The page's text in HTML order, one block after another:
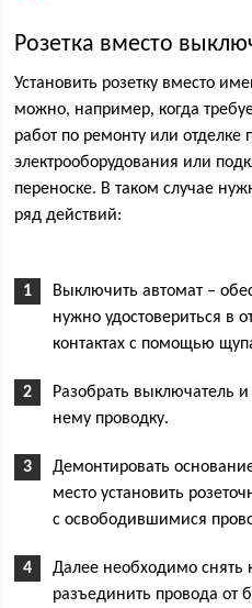
Розетка вместо
Установить розетку вместо
можно, например, когда
работ по ремонту или
электрооборудования или
переноске. В таком случае
ряд действий:
Выключить автомат –
нужно удостовериться в
контактах с помощью
Разобрать выключатель
нему проводку.
Демонтировать
место установить
с освободившимися
Далее необходимо снять
разъединить провода от